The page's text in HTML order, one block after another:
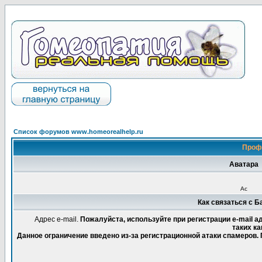
Список форумов www.homeorealhelp.ru
Аватара
Ас
Как связаться с
Адрес e-mail. Пожалуйста, используйте при регистрации e-mail
таких
Данное ограничение введено из-за регистрационной атаки